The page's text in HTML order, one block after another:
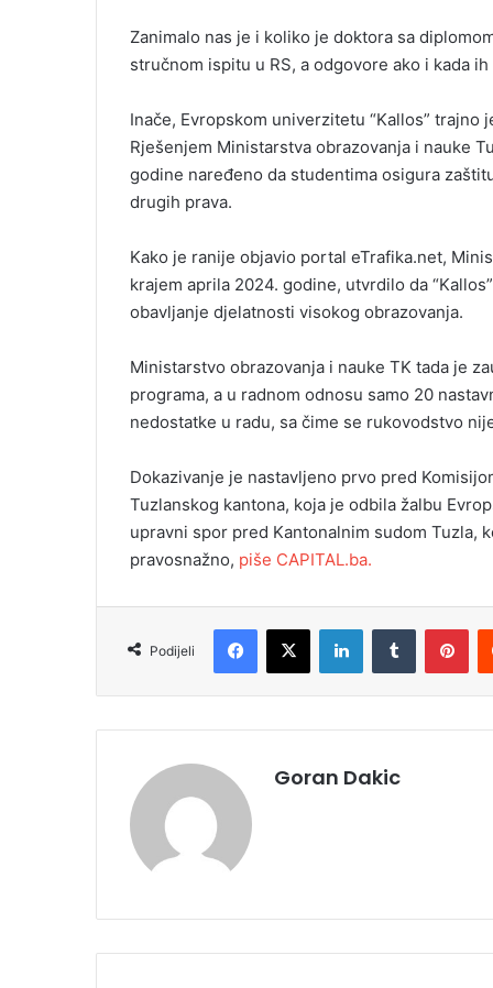
Zanimalo nas je i koliko je doktora sa
stručnom ispitu u RS, a odgovore ako i kada
Inače, Evropskom univerzitetu “Kallos”
Rješenjem Ministarstva obrazovanja i nauke
godine naređeno da studentima osigura
drugih prava.
Kako je ranije objavio portal eTrafika.net,
krajem aprila 2024. godine, utvrdilo da
obavljanje djelatnosti visokog obrazovanja.
Ministarstvo obrazovanja i nauke TK tada je
programa, a u radnom odnosu samo 20
nedostatke u radu, sa čime se rukovodstvo
Dokazivanje je nastavljeno prvo pred
Tuzlanskog kantona, koja je odbila žalbu
upravni spor pred Kantonalnim sudom Tuzla,
pravosnažno, piše CAPITAL.ba.
Podijeli
Goran Dakic